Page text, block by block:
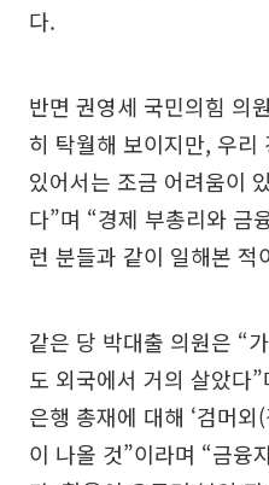
다.
반면 권영세 국민의힘 의
히 탁월해 보이지만, 우리
있어서는 조금 어려움이
다”며 “경제 부총리와 금
런 분들과 같이 일해본 적
같은 당 박대출 의원은 “
도 외국에서 거의 살았다
은행 총재에 대해 ‘검머
이 나올 것”이라며 “금융